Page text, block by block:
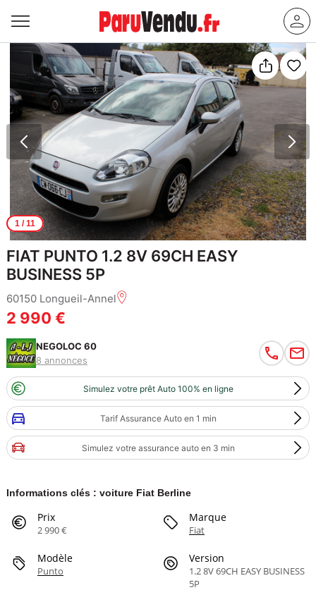
1/ 11
FIAT PUNTO 1.2 8V 69CH EASY
BUSINESS 5P
60150 Longueil-Annel
2 990 €
NEGOLOC 60
8 annonces
Simulez votre prêt Auto 100% en ligne
Tarif Assurance Auto en 1 min
Simulez votre assurance auto en 3 min
Informations clés : voiture Fiat Berline
Prix
2 990 €
Marque
Fiat
Modèle
Punto
Version
1.2 8V 69CH EASY BUSINESS
5P